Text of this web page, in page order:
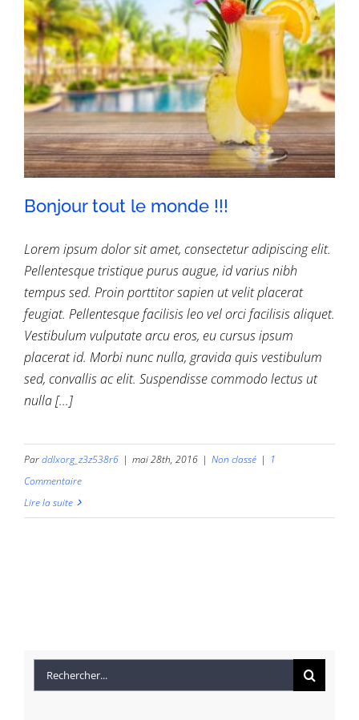
Bonjour tout le monde !!!
Bonjour tout le monde !!!
Lorem ipsum dolor sit amet, consectetur adipiscing elit.
Pellentesque tristique purus augue, id varius nibh
tempus sed. Proin porttitor sapien ut velit placerat
feugiat. Pellentesque facilisis leo vel orci facilisis aliquet.
Vestibulum vulputate arcu eros, eu cursus ipsum
placerat id. Morbi nunc nulla, gravida quis vestibulum
sed, convallis ac elit. Suspendisse commodo lectus ut
nulla [...]
Parddlxorg_z3z538r6 | mai 28th, 2016 | Non classé | 1
Commentaire
Lire la suite
Rechercher: